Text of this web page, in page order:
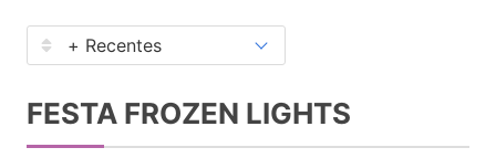
FESTA FROZEN LIGHTS